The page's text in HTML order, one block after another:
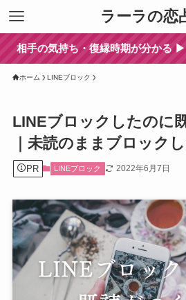
ラーラの恋
相手の気持ち・復縁時期が分かる ▶︎
ホーム LINEブロック
LINEブロックしたのに
｜未読のままブロック
PR LINEブロック 2022年6月7日